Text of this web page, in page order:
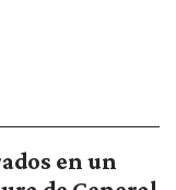
en un